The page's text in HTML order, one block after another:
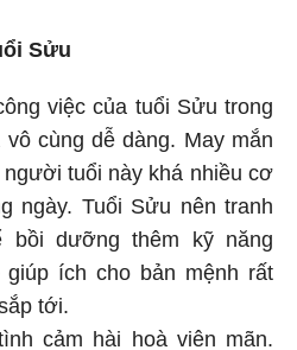
Sửu
việc của tuổi Sửu trong
cùng dễ dàng. May mắn
tuổi này khá nhiều cơ
ngày. Tuổi Sửu nên tranh
bồi dưỡng thêm kỹ năng
ích cho bản mệnh rất
tới.
cảm hài hoà viên mãn.